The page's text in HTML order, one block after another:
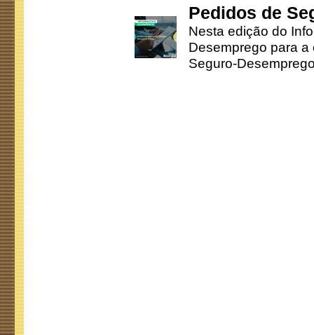
Pedidos de
Nesta edição do
Desemprego para
Seguro-